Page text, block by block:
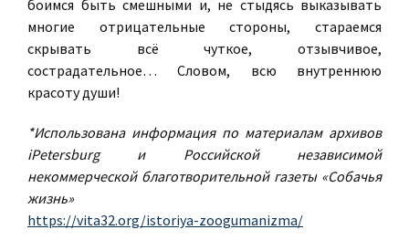
боимся быть смешными и, не стыдясь выказывать
многие отрицательные стороны, стараемся
скрывать всё чуткое, отзывчивое,
сострадательное… Словом, всю внутреннюю
красоту души!
*Использована информация по материалам архивов
iPetersburg и Российской независимой
некоммерческой благотворительной газеты «Собачья
жизнь»
https://vita32.org/istoriya-zoogumanizma/